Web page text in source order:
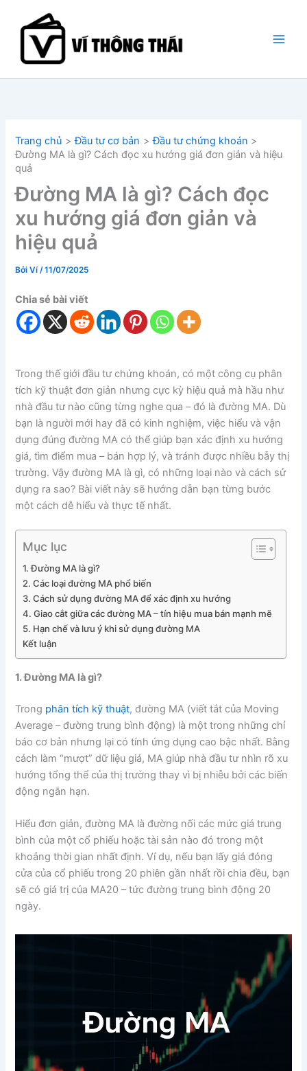
dung
Trang chủ Đầu tư cơ bản
Đầu tư chứng khoán
Đường MA là gì? Cách đọc xu hướng giá đơn giản và hiệu
quả
Đường MA là gì? Cách đọc
xu hướng giá đơn giản và
hiệu quả
BởiVí/11/07/2025
Chia sẻ bài viết
Trong thế giới đầu tư chứng khoán, có một công cụ phân
tích kỹ thuật đơn giản nhưng cực kỳ hiệu quả mà hầu như
nhà đầu tư nào cũng từng nghe qua – đó là đường MA. Dù
bạn là người mới hay đã có kinh nghiệm, việc hiểu và vận
dụng đúng đường MA có thể giúp bạn xác định xu hướng
giá, tìm điểm mua – bán hợp lý, và tránh được nhiều bẫy thị
trường. Vậy đường MA là gì, có những loại nào và cách sử
dụng ra sao? Bài viết này sẽ hướng dẫn bạn từng bước
một cách dễ hiểu và thực tế nhất.
Mục lục
1. Đường MA là gì?
2. Các loại đường MA phổ biến
3. Cách sử dụng đường MA để xác định xu hướng
4. Giao cắt giữa các đường MA – tín hiệu mua bán mạnh mẽ
5. Hạn chế và lưu ý khi sử dụng đường MA
Kết luận
1. Đường MA là gì?
Trong phân tích kỹ thuật, đường MA (viết tắt của Moving
Average – đường trung bình động) là một trong những chỉ
báo cơ bản nhưng lại có tính ứng dụng cao bậc nhất. Bằng
cách làm “mượt” dữ liệu giá, MA giúp nhà đầu tư nhìn rõ xu
hướng tổng thể của thị trường thay vì bị nhiễu bởi các biến
động ngắn hạn.
Hiểu đơn giản, đường MA là đường nối các mức giá trung
bình của một cổ phiếu hoặc tài sản nào đó trong một
khoảng thời gian nhất định. Ví dụ, nếu bạn lấy giá đóng
cửa của cổ phiếu trong 20 phiên gần nhất rồi chia đều, bạn
sẽ có giá trị của MA20 – tức đường trung bình động 20
ngày.